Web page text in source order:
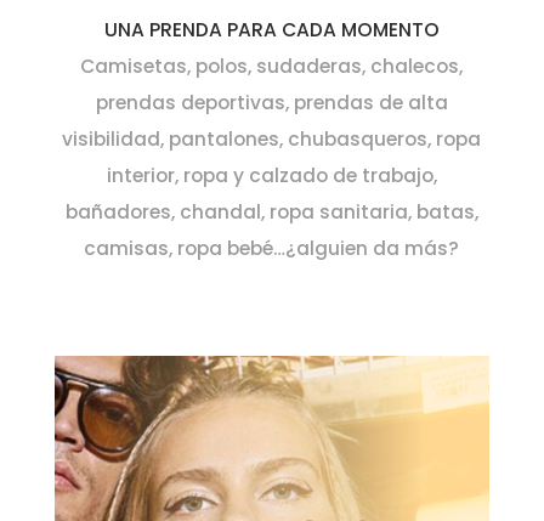
UNA PRENDA PARA CADA MOMENTO
Camisetas, polos, sudaderas, chalecos,
prendas deportivas, prendas de alta
visibilidad, pantalones, chubasqueros, ropa
interior, ropa y calzado de trabajo,
bañadores, chandal, ropa sanitaria, batas,
camisas, ropa bebé…¿alguien da más?